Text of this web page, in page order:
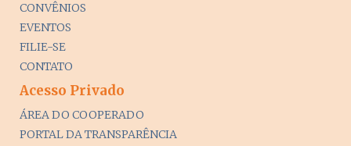
CONVÊNIOS
EVENTOS
FILIE-SE
CONTATO
Acesso Privado
ÁREA DO COOPERADO
PORTAL DA TRANSPARÊNCIA